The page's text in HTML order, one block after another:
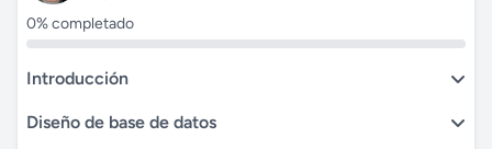
0% completado
Introducción
Diseño de base de datos